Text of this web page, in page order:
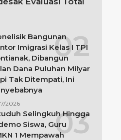
Bangunan
Imigrasi Kelas I TPI
Dibangun
Dana Puluhan Milyar
Tak Ditempati, Ini
2026
Selingkuh Hingga
Siswa, Guru
1 Mempawah